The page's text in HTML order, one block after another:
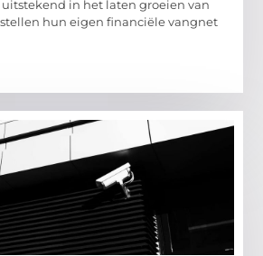
in het laten groeien van
hun eigen financiële vangnet